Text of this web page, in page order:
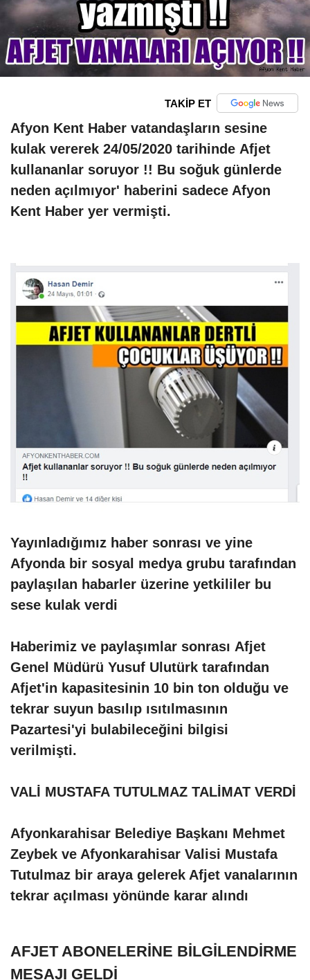
TAKİP ET
Afyon Kent Haber vatandaşların sesine
kulak vererek 24/05/2020 tarihinde Afjet
kullananlar soruyor !! Bu soğuk günlerde
neden açılmıyor' haberini sadece Afyon
Kent Haber yer vermişti.
Yayınladığımız haber sonrası ve yine
Afyonda bir sosyal medya grubu tarafından
paylaşılan habarler üzerine yetkililer bu
sese kulak verdi
Haberimiz ve paylaşımlar sonrası Afjet
Genel Müdürü Yusuf Ulutürk tarafından
Afjet'in kapasitesinin 10 bin ton olduğu ve
tekrar suyun basılıp ısıtılmasının
Pazartesi'yi bulabileceğini bilgisi
verilmişti.
VALİ MUSTAFA TUTULMAZ TALİMAT VERDİ
Afyonkarahisar Belediye Başkanı Mehmet
Zeybek ve Afyonkarahisar Valisi Mustafa
Tutulmaz bir araya gelerek Afjet vanalarının
tekrar açılması yönünde karar alındı
AFJET ABONELERİNE BİLGİLENDİRME
MESAJI GELDİ